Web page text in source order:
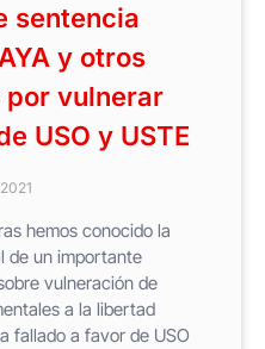
sentencia
y otros
vulnerar
USO y USTE
hemos conocido la
de un importante
vulneración de
a la libertad
fallado a favor de USO